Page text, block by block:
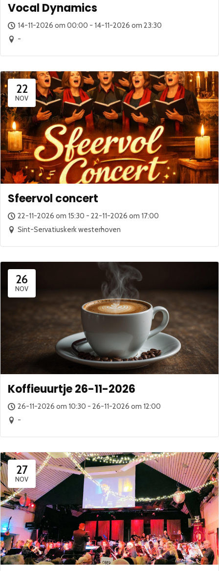
Vocal Dynamics
14-11-2026 om 00:00 - 14-11-2026 om 23:30
-
22
NOV
Sfeervol concert
22-11-2026 om 15:30 - 22-11-2026 om 17:00
Sint-Servatiuskerk westerhoven
26
NOV
Koffieuurtje 26-11-2026
26-11-2026 om 10:30 - 26-11-2026 om 12:00
-
27
NOV